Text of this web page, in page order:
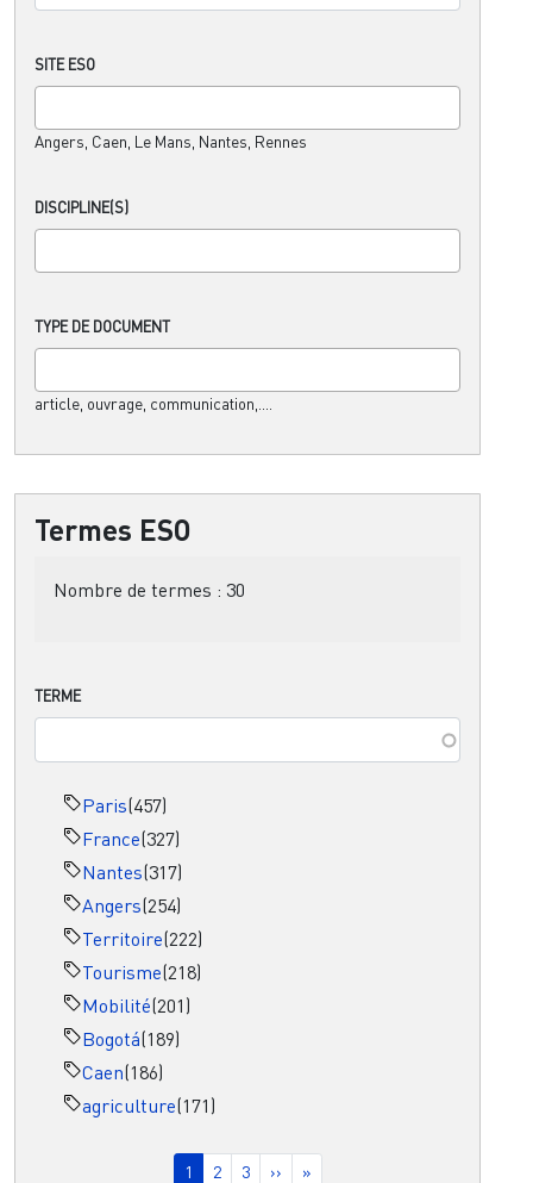
SITE ESO
Angers, Caen, Le Mans, Nantes, Rennes
DISCIPLINE(S)
TYPE DE DOCUMENT
article, ouvrage, communication,....
Termes ESO
Nombre de termes : 30
TERME
Paris(457)
France(327)
Nantes(317)
Angers(254)
Territoire(222)
Tourisme(218)
Mobilité(201)
Bogotá(189)
Caen(186)
agriculture(171)
Page courante
1 Page
2 Page
3 Page suivante
›› Dernière page
»